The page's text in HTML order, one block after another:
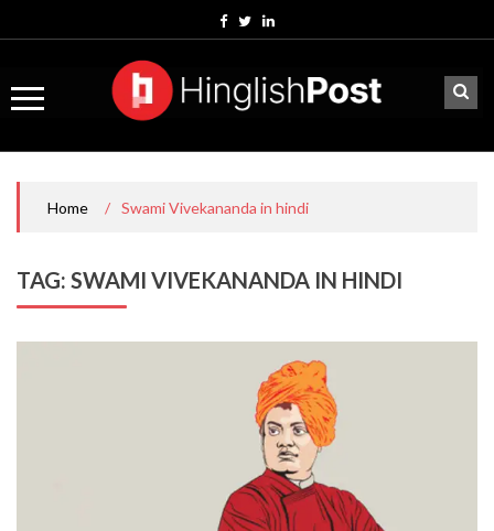
Home / Swami Vivekananda in hindi
TAG: SWAMI VIVEKANANDA IN HINDI